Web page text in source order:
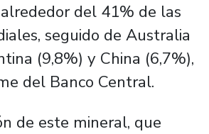
del 41% de las
seguido de Australia
(9,8%) y China (6,7%),
del Banco Central.
de este mineral, que